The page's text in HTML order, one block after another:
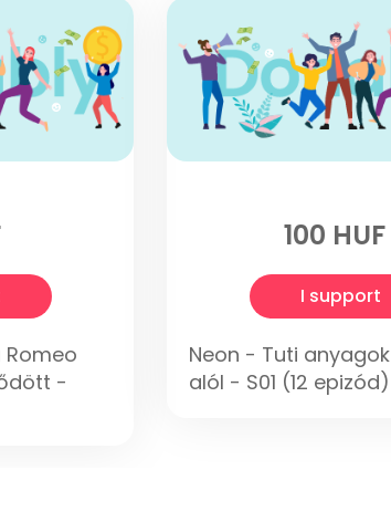
Romeo
-
100 HUF
I support
Neon - Tuti
alól - S01 (12 epizód)